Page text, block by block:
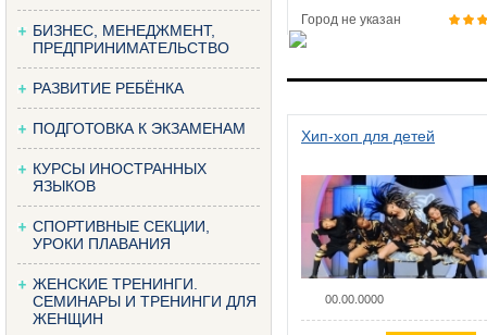
БИЗНЕС, МЕНЕДЖМЕНТ,
ПРЕДПРИНИМАТЕЛЬСТВО
РАЗВИТИЕ РЕБЁНКА
ПОДГОТОВКА К ЭКЗАМЕНАМ
КУРСЫ ИНОСТРАННЫХ
ЯЗЫКОВ
СПОРТИВНЫЕ СЕКЦИИ,
УРОКИ ПЛАВАНИЯ
ЖЕНСКИЕ ТРЕНИНГИ.
СЕМИНАРЫ И ТРЕНИНГИ ДЛЯ
ЖЕНЩИН
Город не указан
Хип-хоп для детей
00.00.0000